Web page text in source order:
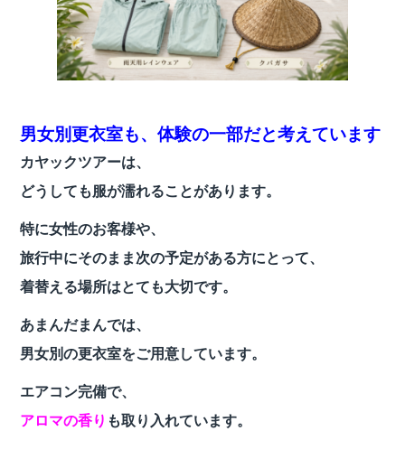
男女別更衣室も、体験の一部だと考えています
カヤックツアーは、
どうしても服が濡れることがあります。
特に女性のお客様や、
旅行中にそのまま次の予定がある方にとって、
着替える場所はとても大切です。
あまんだまんでは、
男女別の更衣室をご用意しています。
エアコン完備で、
アロマの香り も取り入れています。